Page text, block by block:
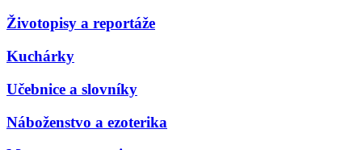
Životopisy a reportáže
Kuchárky
Učebnice a slovníky
Náboženstvo a ezoterika